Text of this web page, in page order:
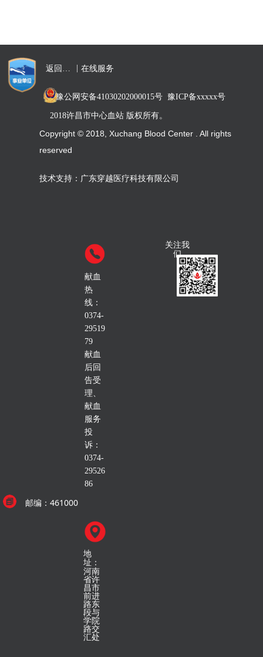
献血
热
线：
0374-
29519
79
献血
后回
告受
理、
献血
服务
投
诉：
0374-
29526
86
地
址：
河南
省许
昌市
前进
路东
段与
学院
路交
汇处
邮编： 461000
关注我
们
在线服务
返回首页
技术支持： 广东穿越医疗科技有限公司
Copyright © 2018, Xuchang Blood Center . All rights
reserved
2018许昌市中心血站 版权所有。
豫公网安备41030202000015号 豫ICP备xxxxx号